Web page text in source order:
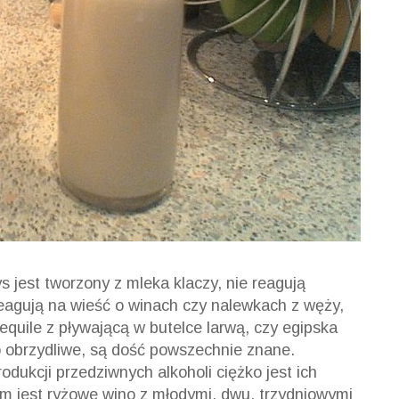
jest tworzony z mleka klaczy, nie reagują
na wieść o winach czy nalewkach z węży,
z pływającą w butelce larwą, czy egipska
są dość powszechnie znane.
przedziwnych alkoholi ciężko jest ich
jest ryżowe wino z młodymi, dwu, trzydniowymi